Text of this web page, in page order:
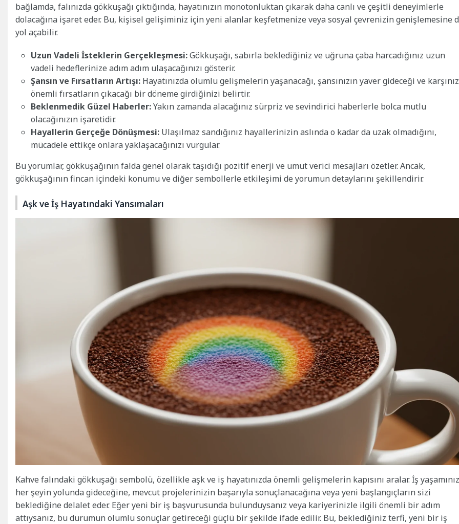
bağlamda, falınızda gökkuşağı çıktığında, hayatınızın monotonluktan çıkarak daha canlı ve çeşitli deneyimlerle
dolacağına işaret eder. Bu, kişisel gelişiminiz için yeni alanlar keşfetmenize veya sosyal çevrenizin genişlemesine
yol açabilir.
Uzun Vadeli İsteklerin Gerçekleşmesi:Gökkuşağı, sabırla beklediğiniz ve uğruna çaba harcadığınız uzun
vadeli hedeflerinize adım adım ulaşacağınızı gösterir.
Şansın ve Fırsatların Artışı: Hayatınızda olumlu gelişmelerin yaşanacağı, şansınızın yaver gideceği ve
önemli fırsatların çıkacağı bir döneme girdiğinizi belirtir.
Beklenmedik Güzel Haberler:Yakın zamanda alacağınız sürpriz ve sevindirici haberlerle bolca mutlu
olacağınızın işaretidir.
Hayallerin Gerçeğe Dönüşmesi: Ulaşılmaz sandığınız hayallerinizin aslında o kadar da uzak olmadığını,
mücadele ettikçe onlara yaklaşacağınızı vurgular.
Bu yorumlar, gökkuşağının falda genel olarak taşıdığı pozitif enerji ve umut verici mesajları özetler. Ancak,
gökkuşağının fincan içindeki konumu ve diğer sembollerle etkileşimi de yorumun detaylarını şekillendirir.
Aşk ve İş Hayatındaki Yansımaları
Kahve falındaki gökkuşağı sembolü, özellikle aşk ve iş hayatınızda önemli gelişmelerin kapısını aralar. İş
her şeyin yolunda gideceğine, mevcut projelerinizin başarıyla sonuçlanacağına veya yeni başlangıçların sizi
beklediğine delalet eder. Eğer yeni bir iş başvurusunda bulunduysanız veya kariyerinizle ilgili önemli bir adım
attıysanız, bu durumun olumlu sonuçlar getireceği güçlü bir şekilde ifade edilir. Bu, beklediğiniz terfi, yeni bir iş